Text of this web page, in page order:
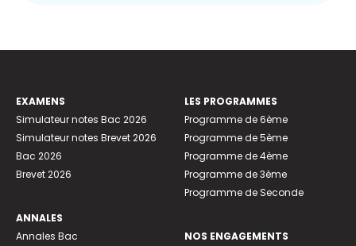
EXAMENS
Simulateur notes Bac 2026
Simulateur notes Brevet 2026
Bac 2026
Brevet 2026
ANNALES
Annales Bac
LES PROGRAMMES
Programme de 6ème
Programme de 5ème
Programme de 4ème
Programme de 3ème
Programme de Seconde
NOS ENGAGEMENTS